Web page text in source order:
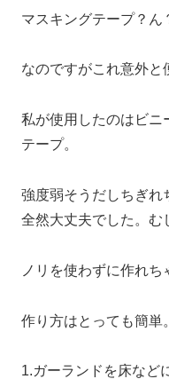
マスキングテープ？ん
なのですがこれ意外と
私が使用したのはビニ
テープ。
強度弱そうだしちぎれ
全然大丈夫でした。む
ノリを使わずに作れち
作り方はとっても簡単。
1.ガーランドを床など